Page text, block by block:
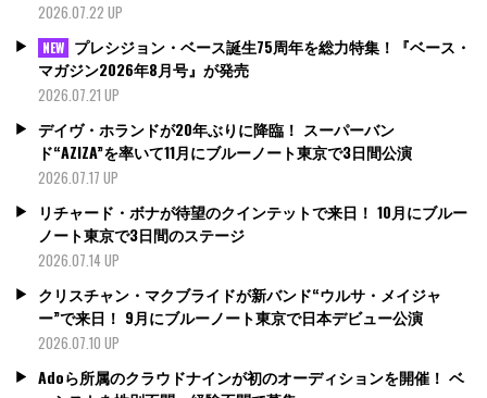
2026.07.22 UP
NEW プレシジョン・ベース誕生75周年を総力特集！『ベース・
マガジン2026年8月号』が発売
2026.07.21 UP
デイヴ・ホランドが20年ぶりに降臨！ スーパーバン
ド“AZIZA”を率いて11月にブルーノート東京で3日間公演
2026.07.17 UP
リチャード・ボナが待望のクインテットで来日！ 10月にブルー
ノート東京で3日間のステージ
2026.07.14 UP
クリスチャン・マクブライドが新バンド“ウルサ・メイジャ
ー”で来日！ 9月にブルーノート東京で日本デビュー公演
2026.07.10 UP
Adoら所属のクラウドナインが初のオーディションを開催！ ベ